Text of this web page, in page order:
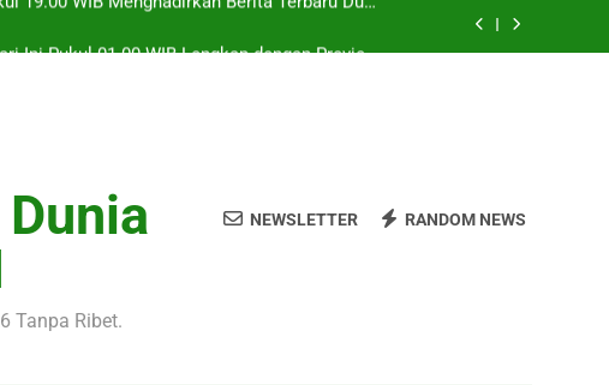
Pertandingan dan Fakta Menarik
Ini Pukul 20.00 WIB di Jalalive Menjadi Sajian
19.00 WIB Menghadirkan Berita Terbaru Duel
Dua Klub Terkenal Dari Inggris Dan Jerman
Ini Pukul 01.00 WIB Lengkap dengan Preview
WIB Jadi Sorotan Besar Pecinta Sepak Bola
Tanpa Ribet.
NEWSLETTER RANDOM NEWS